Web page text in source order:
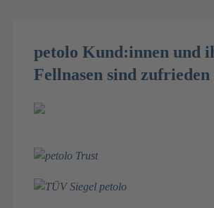
petolo Kund:innen und
Fellnasen sind zufrieden